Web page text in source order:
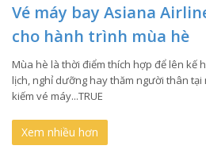
Vé máy bay Asiana
cho hành trình mùa hè
Mùa hè là thời điểm thích hợp để lên kế
lịch, nghỉ dưỡng hay thăm người thân tại
kiếm vé máy...TRUE
Xem nhiều hơn